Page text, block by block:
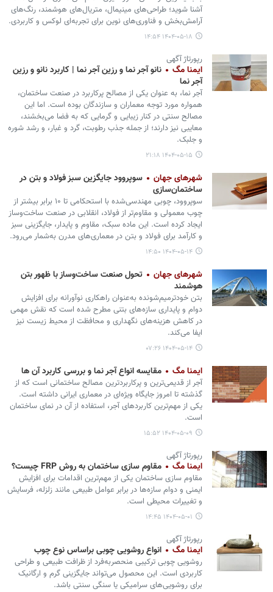
آشنا شوید؛ طراحی‌های مینیمال، متریال‌های هوشمند، رنگ‌های
آرامش‌بخش و فناوری‌های نوین برای تجربه‌ای لوکس و کاربردی.
۱۴۰۴-۰۵-۱۸ ۱۴:۵۴
رپورتاژ آگهی
ایمنا مگ
نانو آجر نما و رزین آجر نما | کاربرد نانو و رزین
آجر نما
آجر نما، به عنوان یکی از مصالح پرکاربرد در صنعت ساختمان،
همواره مورد توجه معماران و سازندگان بوده است. اما این
مصالح سنتی در کنار زیبایی و گرمایی که به فضا می‌بخشند،
معایبی نیز دارند؛ از جمله جذب رطوبت، گرد و غبار، و رشد شوره
و جلبک.
۱۴۰۴-۰۵-۱۵ ۲۱:۱۸
شهرهای جهان
سوپروود جایگزین سبز فولاد و بتن در
ساختمان‌سازی
سوپروود، چوبی مهندسی‌شده با استحکامی تا ۱۰ برابر بیشتر از
چوب معمولی و مقاوم‌تر از فولاد، انقلابی در صنعت ساخت‌وساز
ایجاد کرده است. این ماده سبک، مقاوم و پایدار، جایگزینی سبز
و کارآمد برای فولاد و بتن در معماری‌های مدرن به‌شمار می‌رود.
۱۴۰۴-۰۵-۱۴ ۱۴:۵۰
شهرهای جهان
تحول صنعت ساخت‌وساز با ظهور بتن
هوشمند
بتن خودترمیم‌شونده به‌عنوان راهکاری نوآورانه برای افزایش
دوام و پایداری سازه‌های بتنی مطرح شده است که نقش مهمی
در کاهش هزینه‌های نگهداری و محافظت از محیط زیست نیز
ایفا می‌کند.
۱۴۰۴-۰۵-۱۴ ۰۷:۲۶
ایمنا مگ مقایسه انواع آجر نما و بررسی کاربرد آن‌ ها
آجر از قدیمی‌ترین و پرکاربردترین مصالح ساختمانی است که از
گذشته تا امروز جایگاه ویژه‌ای در معماری ایرانی داشته است.
یکی از مهم‌ترین کاربردهای آجر، استفاده از آن در نمای ساختمان
است.
۱۴۰۴-۰۵-۰۹ ۱۵:۵۲
رپورتاژ آگهی
ایمنا مگ مقاوم سازی ساختمان به روش FRP چیست؟
مقاوم سازی ساختمان‌ یکی از مهم‌ترین اقدامات برای افزایش
ایمنی و دوام سازه‌ها در برابر عوامل طبیعی مانند زلزله، فرسایش
و تغییرات محیطی است.
۱۴۰۴-۰۵-۰۱ ۱۴:۴۵
رپورتاژ آگهی
ایمنا مگ انواع روشویی چوبی براساس نوع چوب
روشویی چوبی ترکیبی منحصربه‌فرد از ظرافت طبیعی و طراحی
کاربردی است. این محصول می‌تواند جایگزینی گرم و ارگانیک
برای روشویی‌های سرامیکی یا سنگی سنتی باشد.